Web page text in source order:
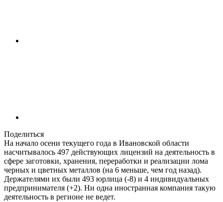
Поделиться
На начало осени текущего года в Ивановской области
насчитывалось 497 действующих лицензий на деятельность в
сфере заготовки, хранения, переработки и реализации лома
черных и цветных металлов (на 6 меньше, чем год назад).
Держателями их были 493 юрлица (-8) и 4 индивидуальных
предпринимателя (+2). Ни одна иностранная компания такую
деятельность в регионе не ведет.